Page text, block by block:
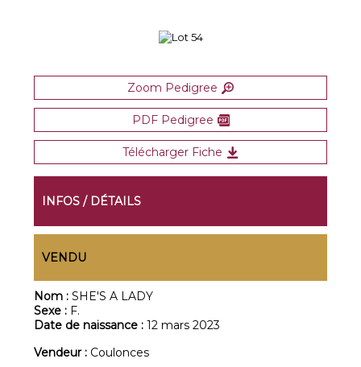
Zoom Pedigree
PDF Pedigree
Télécharger Fiche
INFOS / DÉTAILS
VENDU
Nom :SHE'S A LADY
Sexe : F.
Date de naissance :12 mars 2023
Vendeur : Coulonces